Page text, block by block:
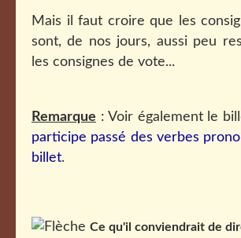
Mais il faut croire que les
sont, de nos jours, aussi peu
les consignes de vote...
Remarque : Voir également le
participe passé des verbes
billet.
Ce qu'il conviendrait de